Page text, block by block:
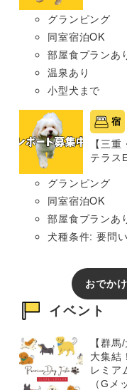
グランピング
同室宿泊OK
部屋食プランあ
温泉あり
小型犬まで
宿
【三
テラス
グランピング
同室宿泊OK
部屋食プランあ
犬種条件: 要問
おでか
イベント
【群
大集結
レミア
（Gメ